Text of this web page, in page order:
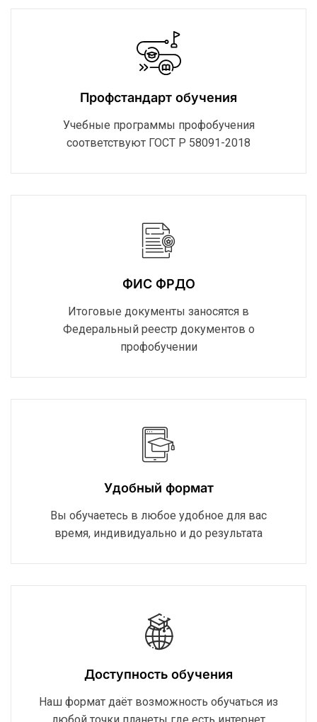
Профстандарт обучения
Учебные программы профобучения
соответствуют ГОСТ Р 58091-2018
ФИС ФРДО
Итоговые документы заносятся в
Федеральный реестр документов о
профобучении
Удобный формат
Вы обучаетесь в любое удобное для вас
время, индивидуально и до результата
Доступность обучения
Наш формат даёт возможность обучаться из